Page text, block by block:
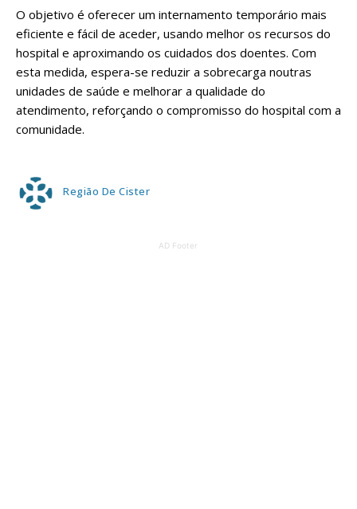
O objetivo é oferecer um internamento temporário mais
eficiente e fácil de aceder, usando melhor os recursos do
hospital e aproximando os cuidados dos doentes. Com
esta medida, espera-se reduzir a sobrecarga noutras
unidades de saúde e melhorar a qualidade do
atendimento, reforçando o compromisso do hospital com a
comunidade.
Região De Cister
AD Footer